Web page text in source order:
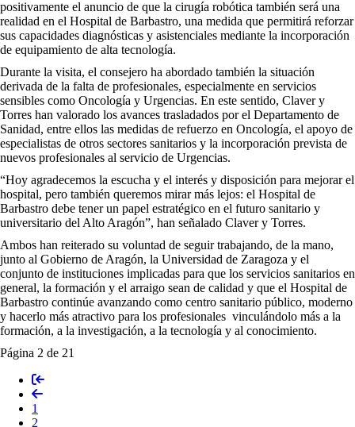
positivamente el anuncio de que la cirugía robótica también será una
realidad en el Hospital de Barbastro, una medida que permitirá reforzar
sus capacidades diagnósticas y asistenciales mediante la incorporación
de equipamiento de alta tecnología.
Durante la visita, el consejero ha abordado también la situación
derivada de la falta de profesionales, especialmente en servicios
sensibles como Oncología y Urgencias. En este sentido, Claver y
Torres han valorado los avances trasladados por el Departamento de
Sanidad, entre ellos las medidas de refuerzo en Oncología, el apoyo de
especialistas de otros sectores sanitarios y la incorporación prevista de
nuevos profesionales al servicio de Urgencias.
“Hoy agradecemos la escucha y el interés y disposición para mejorar el
hospital, pero también queremos mirar más lejos: el Hospital de
Barbastro debe tener un papel estratégico en el futuro sanitario y
universitario del Alto Aragón”, han señalado Claver y Torres.
Ambos han reiterado su voluntad de seguir trabajando, de la mano,
junto al Gobierno de Aragón, la Universidad de Zaragoza y el
conjunto de instituciones implicadas para que los servicios sanitarios en
general, la formación y el arraigo sean de calidad y que el Hospital de
Barbastro continúe avanzando como centro sanitario público, moderno
y hacerlo más atractivo para los profesionales vinculándolo más a la
formación, a la investigación, a la tecnología y al conocimiento.
Página 2 de 21
1
2